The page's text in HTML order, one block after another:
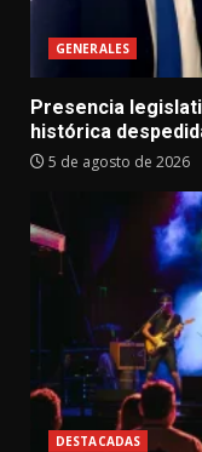
GENERALES
Presencia
histórica
5 de agosto de 2026
DESTACADAS